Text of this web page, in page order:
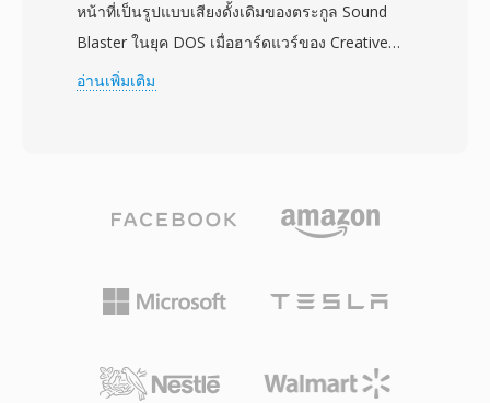
ฝังตัว โครงสร้างที่เป็นมาตรฐานและการรองรับตัว
แปลงสัญญาณที่กว้างขวางทำให้ MP4 เป็นตัวเลือก
เริ่มต้นสำหรับแพลตฟอร์มวิดีโอออนไลน์ อุปกรณ์มือ
ผสานนี้เป็นพื้นฐานสากลสำหรับการส่งวิดีโอบนเว็บ
การบรรจุที่มีประสิทธิภาพ ผนวกกับความสามารถ
บรรจุ ช่วยให้เผยแพร่วิดีโอคุณภาพสูงที่ขนาดไฟล์
อุปกรณ์ที่มีพื้นที่จัดเก็บจำกัด
หน้าที่เป็นรูปแบบเสียงดั้งเดิมของตระกูล Sound
Blaster ในยุค DOS เมื่อฮาร์ดแวร์ของ Creative
ครองตลาดเสียง PC ไฟล์ VOC ใช้โครงสร้างแบบ
รหัส A-law และ mu-law โครงสร้างบล็อกนี้ยัง
พัฒนาเกมควบคุมการเล่นเสียงได้อย่างละเอียด ข้อดี
ที่สำคัญคือการถอดรหัสในระดับฮาร์ดแวร์ — การ์ด
ผ่านการถ่ายโอน DMA ปลดปล่อย CPU สำหรับงาน
อ่านเพิ่มเติม